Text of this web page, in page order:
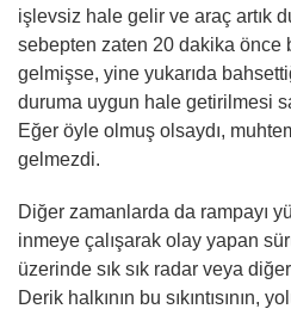
işlevsiz hale gelir ve araç artık
sebepten zaten 20 dakika önce
gelmişse, yine yukarıda
duruma uygun hale getirilmesi
Eğer öyle olmuş olsaydı,
gelmezdi.
Diğer zamanlarda da rampayı
inmeye çalışarak olay yapan
üzerinde sık sık radar veya
Derik halkının bu sıkıntısının,